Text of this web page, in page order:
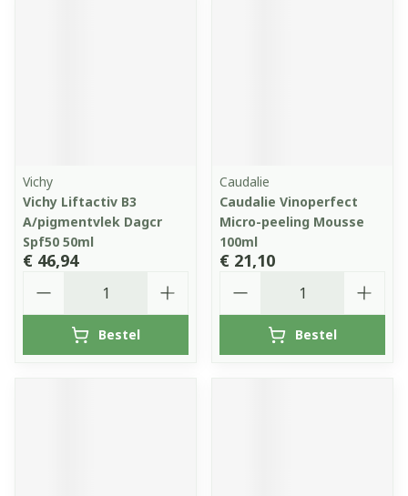
Vichy
Vichy Liftactiv B3
A/pigmentvlek Dagcr
Spf50 50ml
€ 46,94
Bestel
Caudalie
Caudalie Vinoperfect
Micro-peeling Mousse
100ml
€ 21,10
Bestel